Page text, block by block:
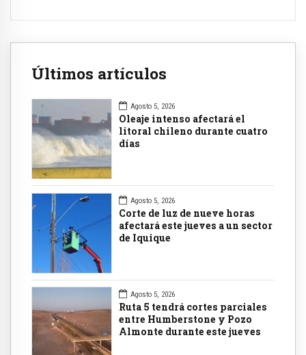
Últimos artículos
Agosto 5, 2026
Oleaje intenso afectará el
litoral chileno durante cuatro
días
Agosto 5, 2026
Corte de luz de nueve horas
afectará este jueves a un sector
de Iquique
Agosto 5, 2026
Ruta 5 tendrá cortes parciales
entre Humberstone y Pozo
Almonte durante este jueves